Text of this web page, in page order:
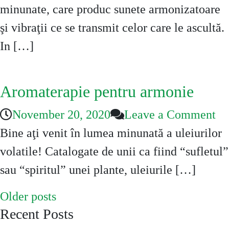
cu
minunate, care produc sunete armonizatoare
şi vibraţii ce se transmit celor care le ascultă.
In […]
Aromaterapie pentru armonie
November 20, 2020 Leave a Commenton
Bine aţi venit în lumea minunată a uleiurilor
volatile! Catalogate de unii ca fiind “sufletul”
sau “spiritul” unei plante, uleiurile […]
Posts
navigation
Older posts
Recent Posts